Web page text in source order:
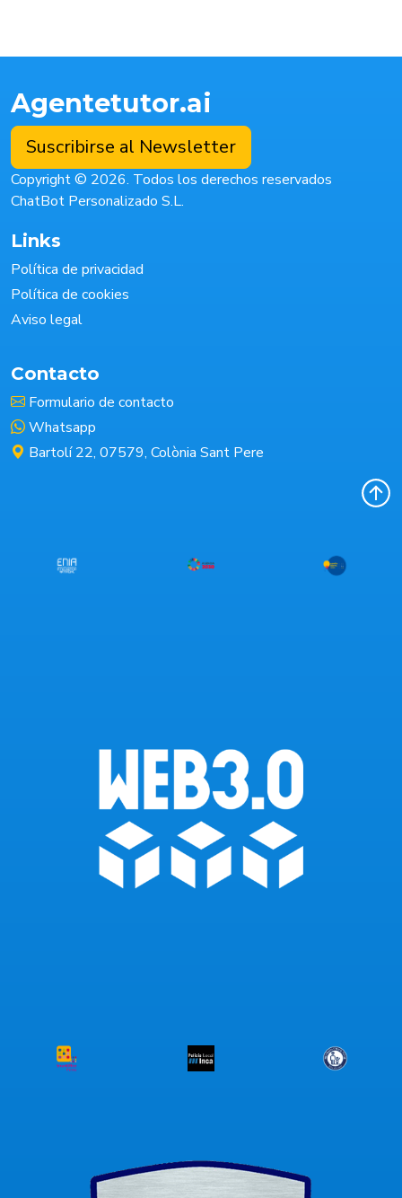
Agentetutor.ai
Suscribirse al Newsletter
Copyright © 2026. Todos los derechos reservados
ChatBot Personalizado S.L.
Links
Política de privacidad
Política de cookies
Aviso legal
Contacto
Formulario de contacto
Whatsapp
Bartolí 22, 07579, Colònia Sant Pere